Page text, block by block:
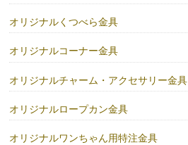
オリジナルくつべら金具
オリジナルコーナー金具
オリジナルチャーム・アクセサリー金具
オリジナルロープカン金具
オリジナルワンちゃん用特注金具